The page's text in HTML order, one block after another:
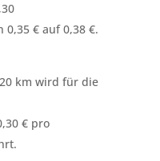
0,35 € auf 0,38 €.
km wird für die
€ pro